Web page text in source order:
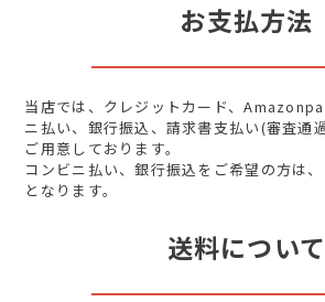
お支払方法
当店では、クレジットカード、
ニ払い、銀行振込、請求書支払い(審査通
ご用意しております。
コンビニ払い、銀行振込をご希望の方は
となります。
送料について